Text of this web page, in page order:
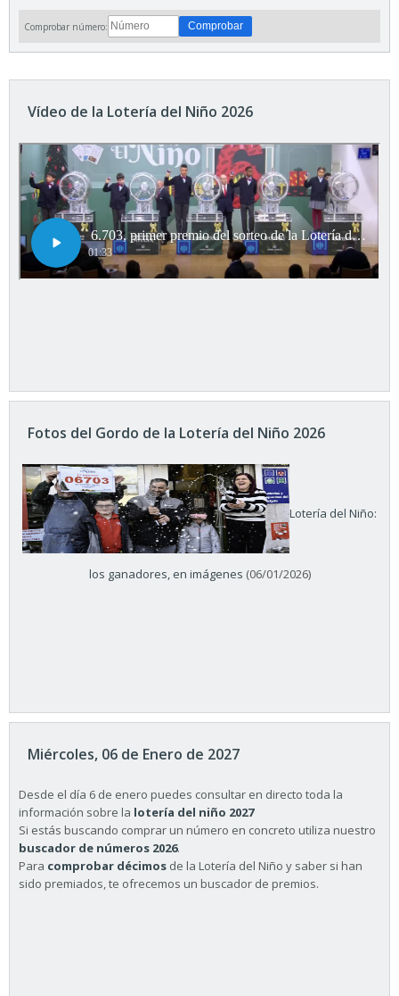
Comprobar número:
Vídeo de la Lotería del Niño 2026
Fotos del Gordo de la Lotería del Niño 2026
Lotería del Niño:
los ganadores, en imágenes (06/01/2026)
Miércoles, 06 de Enero de 2027
Desde el día 6 de enero puedes consultar en directo toda la
información sobre la lotería del niño 2027
Si estás buscando comprar un número en concreto utiliza nuestro
buscador de números 2026.
Para comprobar décimos de la Lotería del Niño y saber si han
sido premiados, te ofrecemos un buscador de premios.